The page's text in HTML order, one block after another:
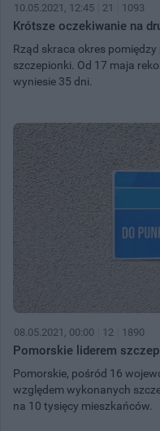
10.05.2021, 12:45 21 1093
Krótsze oczekiwanie na
Rząd skraca okres
szczepionki. Od 17 maja
wyniesie 35 dni.
08.05.2021, 00:00 12 1890
Pomorskie liderem
Pomorskie, pośród 16
względem wykonanych
na 10 tysięcy mieszkańców.